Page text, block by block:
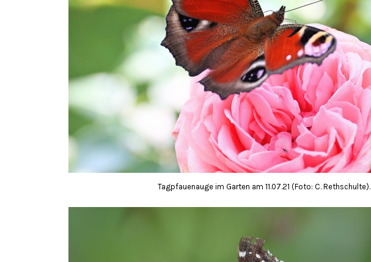
Tagpfauenauge im Garten am 11.07.21 (Foto: C. Rethschulte).